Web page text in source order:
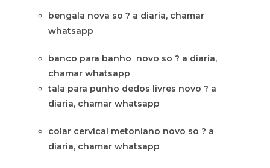
bengala nova so ? a diaria, chamar
whatsapp
banco para banho novo so ? a diaria,
chamar whatsapp
tala para punho dedos livres novo ? a
diaria, chamar whatsapp
colar cervical metoniano novo so ? a
diaria, chamar whatsapp